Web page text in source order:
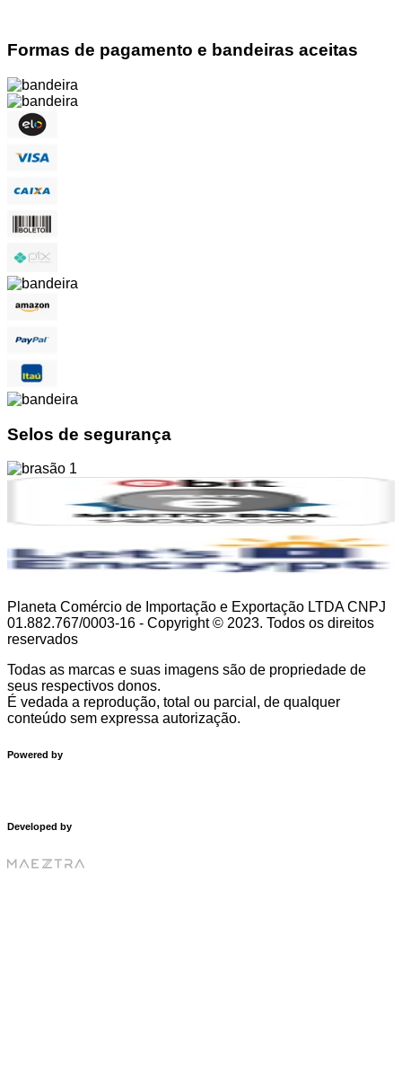
Formas de pagamento e bandeiras aceitas
Selos de segurança
Planeta Comércio de Importação e Exportação LTDA CNPJ
01.882.767/0003-16 - Copyright © 2023. Todos os direitos
reservados
Todas as marcas e suas imagens são de propriedade de
seus respectivos donos.
É vedada a reprodução, total ou parcial, de qualquer
conteúdo sem expressa autorização.
Powered by
Developed by